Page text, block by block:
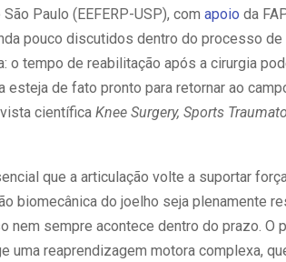
Paulo (EEFERP-USP), com apoio da
pouco discutidos dentro do processo de
o tempo de reabilitação após a cirurgia
esteja de fato pronto para retornar ao
científica Knee Surgery, Sports
que a articulação volte a suportar
biomecânica do joelho seja plenamente
nem sempre acontece dentro do prazo. O
uma reaprendizagem motora complexa,